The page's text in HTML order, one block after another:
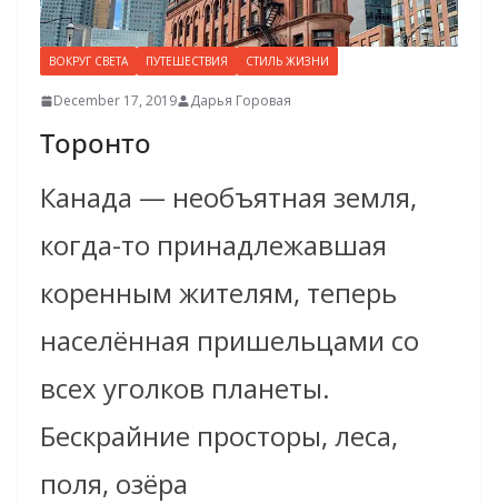
ВОКРУГ СВЕТА ПУТЕШЕСТВИЯ СТИЛЬ ЖИЗНИ
December 17, 2019 Дарья Горовая
Торонто
Канада — необъятная земля,
когда-то принадлежавшая
коренным жителям, теперь
населённая пришельцами со
всех уголков планеты.
Бескрайние просторы, леса,
поля, озёра